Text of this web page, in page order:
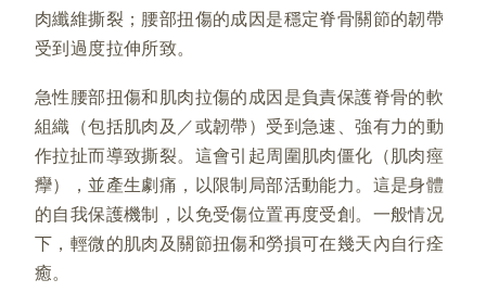
肉纖維撕裂；腰部扭傷的成因是穩定脊骨關節的韌帶
受到過度拉伸所致。
急性腰部扭傷和肌肉拉傷的成因是負責保護脊骨的軟
組織（包括肌肉及／或韌帶）受到急速、強有力的動
作拉扯而導致撕裂。這會引起周圍肌肉僵化（肌肉痙
癴），並產生劇痛，以限制局部活動能力。這是身體
的自我保護機制，以免受傷位置再度受創。一般情况
下，輕微的肌肉及關節扭傷和勞損可在幾天內自行痊
癒。